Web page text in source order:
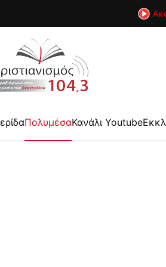
ΠολυμέσαΚανάλι Youtube